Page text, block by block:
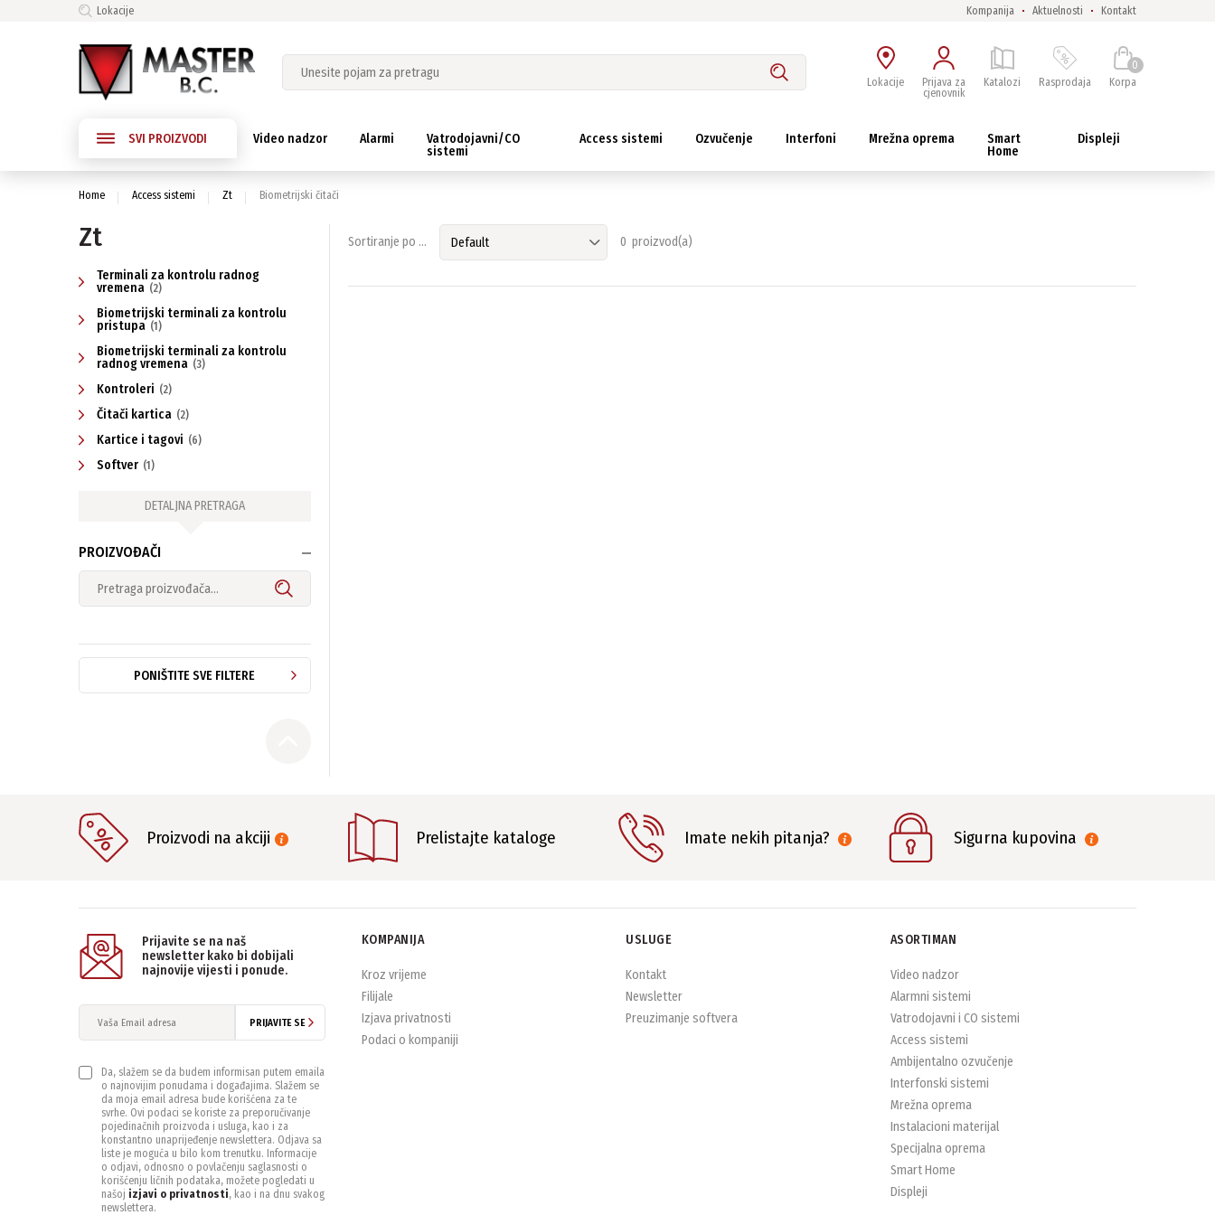
Lokacije Kompanija Aktuelnosti Kontakt
Lokacije
Prijava za
cjenovnik
Katalozi Rasprodaja
0
Korpa
SVI PROIZVODI Video nadzor Alarmi
Vatrodojavni/CO
sistemi
Access sistemi Ozvučenje Interfoni Mrežna oprema
Smart
Home
Displeji
Home Access sistemi Zt Biometrijski čitači
Zt
Terminali za kontrolu radnog
vremena (2)
Biometrijski terminali za kontrolu
pristupa (1)
Biometrijski terminali za kontrolu
radnog vremena (3)
Kontroleri (2)
Čitači kartica (2)
Kartice i tagovi (6)
Softver (1)
DETALJNA PRETRAGA
PROIZVOĐAČI
PONIŠTITE SVE FILTERE
Sortiranje po ... 0 proizvod(a)
Proizvodi na akciji Prelistajte kataloge Imate nekih pitanja? Sigurna kupovina
Prijavite se na naš
newsletter kako bi dobijali
najnovije vijesti i ponude.
PRIJAVITE SE
Da, slažem se da budem informisan putem emaila
o najnovijim ponudama i događajima. Slažem se
da moja email adresa bude korišćena za te
svrhe. Ovi podaci se koriste za preporučivanje
pojedinačnih proizvoda i usluga, kao i za
konstantno unaprijeđenje newslettera. Odjava sa
liste je moguća u bilo kom trenutku. Informacije
o odjavi, odnosno o povlačenju saglasnosti o
korišćenju ličnih podataka, možete pogledati u
našoj izjavi o privatnosti, kao i na dnu svakog
newslettera.
KOMPANIJA
Kroz vrijeme
Filijale
Izjava privatnosti
Podaci o kompaniji
USLUGE
Kontakt
Newsletter
Preuzimanje softvera
ASORTIMAN
Video nadzor
Alarmni sistemi
Vatrodojavni i CO sistemi
Access sistemi
Ambijentalno ozvučenje
Interfonski sistemi
Mrežna oprema
Instalacioni materijal
Specijalna oprema
Smart Home
Displeji